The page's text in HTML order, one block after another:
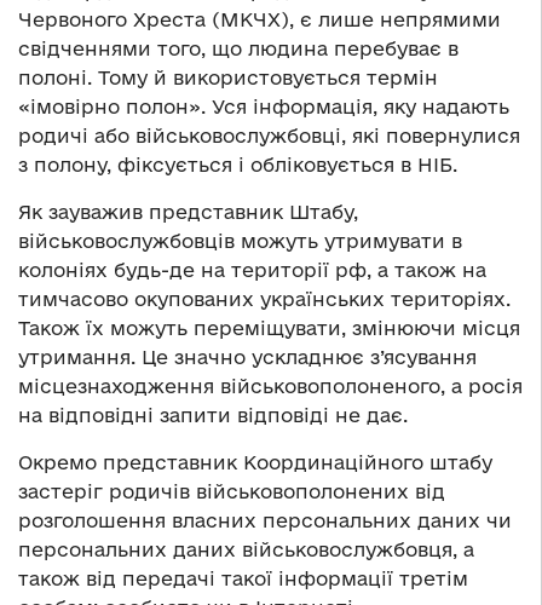
Червоного Хреста (МКЧХ), є лише непрямими
свідченнями того, що людина перебуває в
полоні. Тому й використовується термін
«імовірно полон». Уся інформація, яку надають
родичі або військовослужбовці, які повернулися
з полону, фіксується і обліковується в НІБ.
Як зауважив представник Штабу,
військовослужбовців можуть утримувати в
колоніях будь-де на території рф, а також на
тимчасово окупованих українських територіях.
Також їх можуть переміщувати, змінюючи місця
утримання. Це значно ускладнює з’ясування
місцезнаходження військовополоненого, а росія
на відповідні запити відповіді не дає.
Окремо представник Координаційного штабу
застеріг родичів військовополонених від
розголошення власних персональних даних чи
персональних даних військовослужбовця, а
також від передачі такої інформації третім